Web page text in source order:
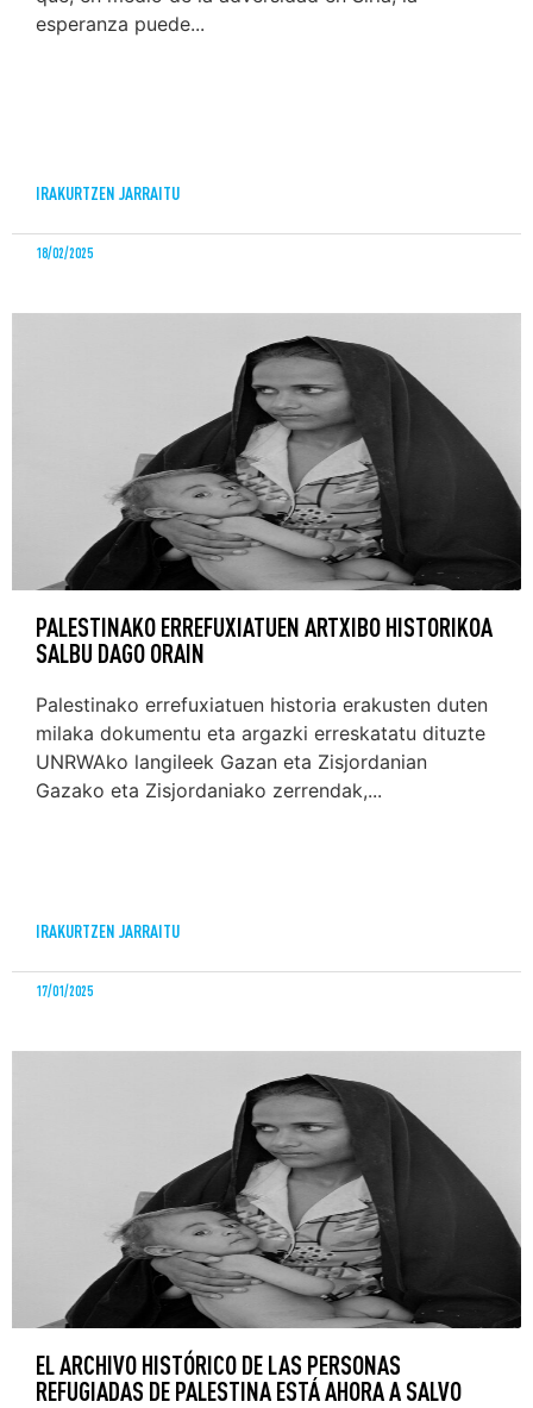
esperanza puede...
IRAKURTZEN JARRAITU
18/02/2025
PALESTINAKO ERREFUXIATUEN ARTXIBO HISTORIKOA
SALBU DAGO ORAIN
Palestinako errefuxiatuen historia erakusten duten
milaka dokumentu eta argazki erreskatatu dituzte
UNRWAko langileek Gazan eta Zisjordanian
Gazako eta Zisjordaniako zerrendak,...
IRAKURTZEN JARRAITU
17/01/2025
EL ARCHIVO HISTÓRICO DE LAS PERSONAS
REFUGIADAS DE PALESTINA ESTÁ AHORA A SALVO